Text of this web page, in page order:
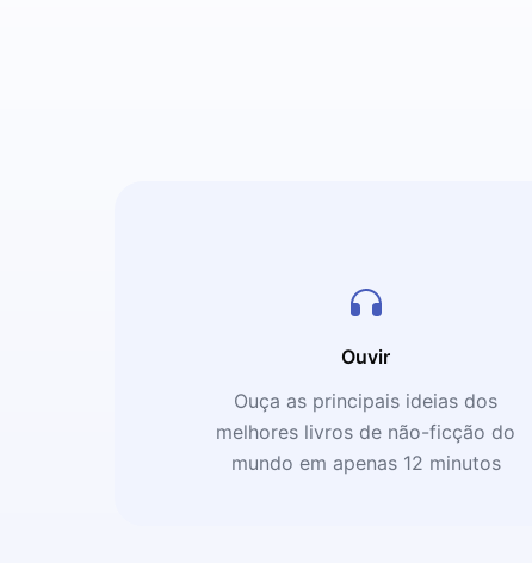
Ouvir
Ouça as principais ideias dos
melhores livros de não-ficção do
mundo em apenas 12 minutos